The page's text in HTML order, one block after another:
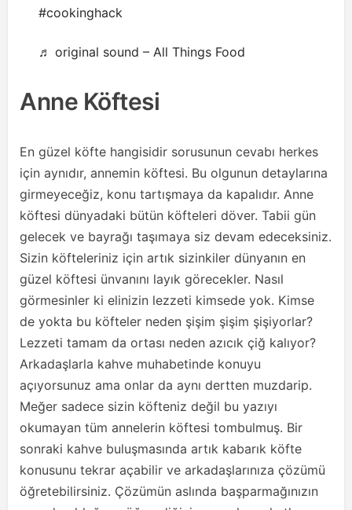
#cookinghack
♬ original sound – All Things Food
Anne Köftesi
En güzel köfte hangisidir sorusunun cevabı herkes
için aynıdır, annemin köftesi. Bu olgunun detaylarına
girmeyeceğiz, konu tartışmaya da kapalıdır. Anne
köftesi dünyadaki bütün köfteleri döver. Tabii gün
gelecek ve bayrağı taşımaya siz devam edeceksiniz.
Sizin köfteleriniz için artık sizinkiler dünyanın en
güzel köftesi ünvanını layık görecekler. Nasıl
görmesinler ki elinizin lezzeti kimsede yok. Kimse
de yokta bu köfteler neden şişim şişim şişiyorlar?
Lezzeti tamam da ortası neden azıcık çiğ kalıyor?
Arkadaşlarla kahve muhabetinde konuyu
açıyorsunuz ama onlar da aynı dertten muzdarip.
Meğer sadece sizin köfteniz değil bu yazıyı
okumayan tüm annelerin köftesi tombulmuş. Bir
sonraki kahve buluşmasında artık kabarık köfte
konusunu tekrar açabilir ve arkadaşlarınıza çözümü
öğretebilirsiniz. Çözümün aslında başparmağınızın